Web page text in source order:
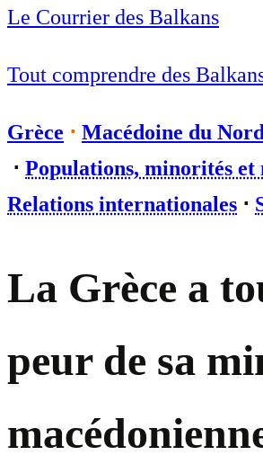
Le Courrier des Balkans
Tout comprendre des
Grèce ⋅ Macédoine du Nord
⋅ Populations, minorités et
Relations internationales ⋅
La Grèce a
peur de sa